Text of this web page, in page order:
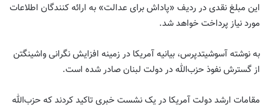
این مبلغ نقدی در ردیف «پاداش برای عدالت» به ارائه کنندگان اطلاعات
مورد نیاز پرداخت خواهد شد.
به نوشته آسوشیتدپرس، بیانیه آمریکا در زمینه افزایش نگرانی واشینگتن
از گسترش نفوذ حزب‌الله در دولت لبنان صادر شده است.
مقامات ارشد دولت آمریکا در یک نشست خبری تاکید کردند که حزب‌الله